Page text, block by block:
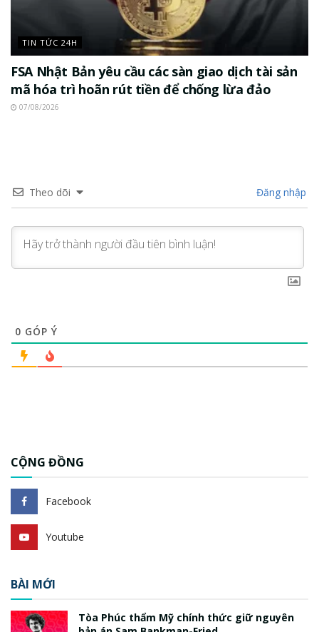
TIN TỨC 24H
FSA Nhật Bản yêu cầu các sàn giao dịch tài sản
mã hóa trì hoãn rút tiền để chống lừa đảo
07/08/2026
Theo dõi Đăng nhập
0 GÓP Ý
CỘNG ĐỒNG
Facebook
Youtube
BÀI MỚI
Tòa Phúc thẩm Mỹ chính thức giữ nguyên